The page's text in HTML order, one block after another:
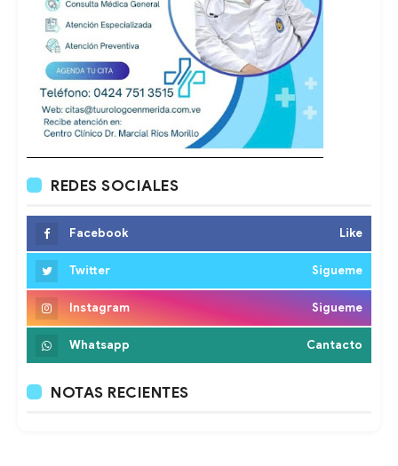
REDES SOCIALES
Facebook Like
Twitter Sigueme
Instagram Sigueme
Whatsapp Cantacto
NOTAS RECIENTES